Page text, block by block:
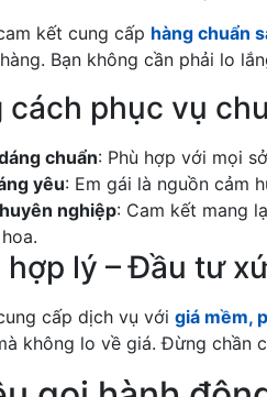
kết cung cấp hàng chuẩn
Bạn không cần phải lo
cách phục vụ
chuẩn: Phù hợp với mọi
yêu: Em gái là nguồn cảm
nghiệp: Cam kết mang
hợp lý – Đầu tư
cấp dịch vụ với giá mềm,
không lo về giá. Đừng chần